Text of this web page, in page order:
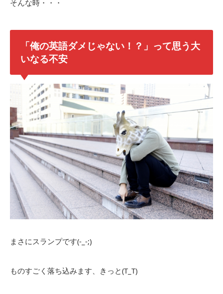
そんな時・・・
「俺の英語ダメじゃない！？」って思う大
いなる不安
まさにスランプです(-_-;)
ものすごく落ち込みます、きっと(T_T)